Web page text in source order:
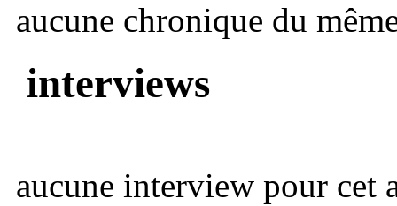
aucune chronique du
interviews
aucune interview pour cet